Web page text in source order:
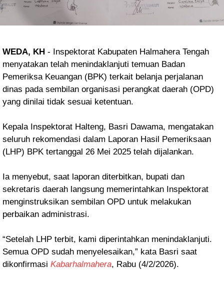
WEDA, KH - Inspektorat Kabupaten Halmahera Tengah
menyatakan telah menindaklanjuti temuan Badan
Pemeriksa Keuangan (BPK) terkait belanja perjalanan
dinas pada sembilan organisasi perangkat daerah (OPD)
yang dinilai tidak sesuai ketentuan.
Kepala Inspektorat Halteng, Basri Dawama, mengatakan
seluruh rekomendasi dalam Laporan Hasil Pemeriksaan
(LHP) BPK tertanggal 26 Mei 2025 telah dijalankan.
Ia menyebut, saat laporan diterbitkan, bupati dan
sekretaris daerah langsung memerintahkan Inspektorat
menginstruksikan sembilan OPD untuk melakukan
perbaikan administrasi.
“Setelah LHP terbit, kami diperintahkan menindaklanjuti.
Semua OPD sudah menyelesaikan,” kata Basri saat
dikonfirmasi Kabarhalmahera, Rabu (4/2/2026).